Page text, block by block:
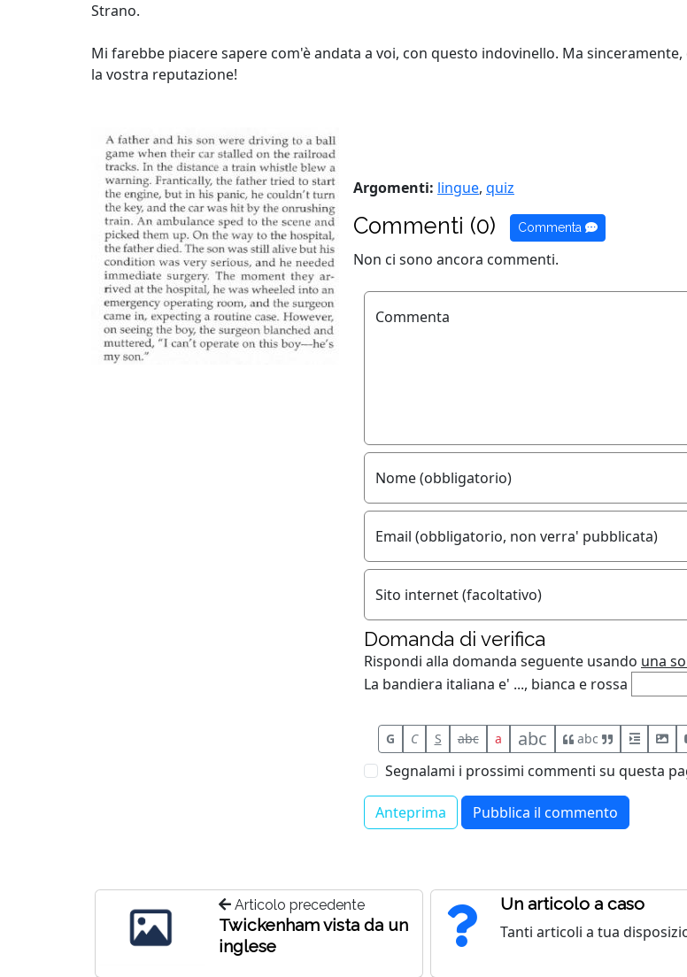
Strano.
Mi farebbe piacere sapere com'è andata a voi, con questo indovinello. Ma
la vostra reputazione!
Argomenti: lingue, quiz
Commenti (0) Commenta
Non ci sono ancora commenti.
Commenta
Nome (obbligatorio)
Email (obbligatorio, non verra' pubblicata)
Sito internet (facoltativo)
Domanda di verifica
Rispondi alla domanda seguente usando una
La bandiera italiana e' ..., bianca e rossa
G C S abc a abc abc
Segnalami i prossimi commenti su questa
Articolo precedente
Twickenham vista da un
inglese
Un articolo a caso
Tanti articoli a tua